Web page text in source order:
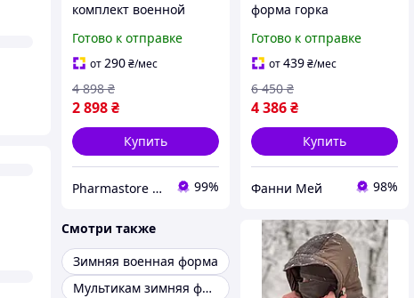
комплект военной
флис Multicam теплая
водоотталкивающая
мультикам
Готово к отправке
от290₴/мес
2 898₴
4 898 ₴
Купить
Pharmastore DISCOUNT 99%
форма горка
теплая военная форма
комплект зимняя
форма для ЗСУ до -25
Готово к отправке
от439₴/мес
4 386₴
6 450 ₴
Купить
Фанни Мей 98%
Смотри также
Зимняя военная форма
Мультикам зимняя форма